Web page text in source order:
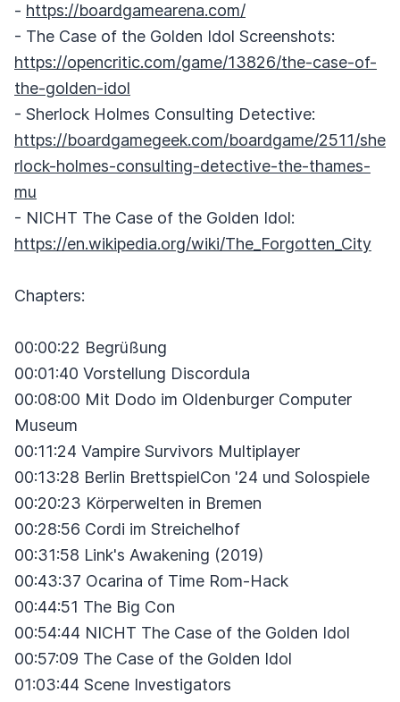
- https://boardgamearena.com/
- The Case of the Golden Idol Screenshots:
https://opencritic.com/game/13826/the-case-of-
the-golden-idol
- Sherlock Holmes Consulting Detective:
https://boardgamegeek.com/boardgame/2511/she
rlock-holmes-consulting-detective-the-thames-
mu
- NICHT The Case of the Golden Idol:
https://en.wikipedia.org/wiki/The_Forgotten_City
Chapters:
00:00:22 Begrüßung
00:01:40 Vorstellung Discordula
00:08:00 Mit Dodo im Oldenburger Computer
Museum
00:11:24 Vampire Survivors Multiplayer
00:13:28 Berlin BrettspielCon '24 und Solospiele
00:20:23 Körperwelten in Bremen
00:28:56 Cordi im Streichelhof
00:31:58 Link's Awakening (2019)
00:43:37 Ocarina of Time Rom-Hack
00:44:51 The Big Con
00:54:44 NICHT The Case of the Golden Idol
00:57:09 The Case of the Golden Idol
01:03:44 Scene Investigators